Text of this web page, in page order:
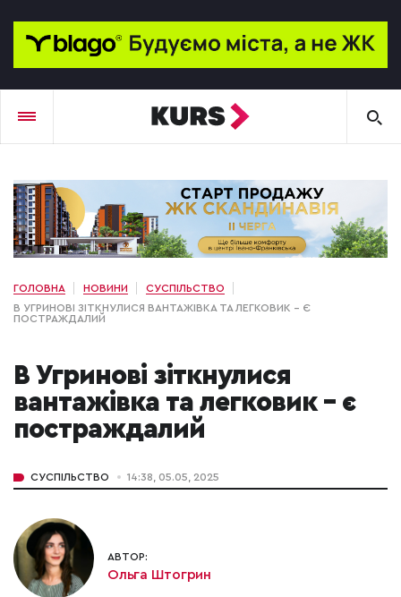
ГОЛОВНА НОВИНИ
СУСПІЛЬСТВО
В УГРИНОВІ ЗІТКНУЛИСЯ ВАНТАЖІВКА ТА ЛЕГКОВИК – Є
ПОСТРАЖДАЛИЙ
В Угринові зіткнулися
вантажівка та легковик – є
постраждалий
СУСПІЛЬСТВО 14:38, 05.05, 2025
АВТОР:
Ольга Штогрин